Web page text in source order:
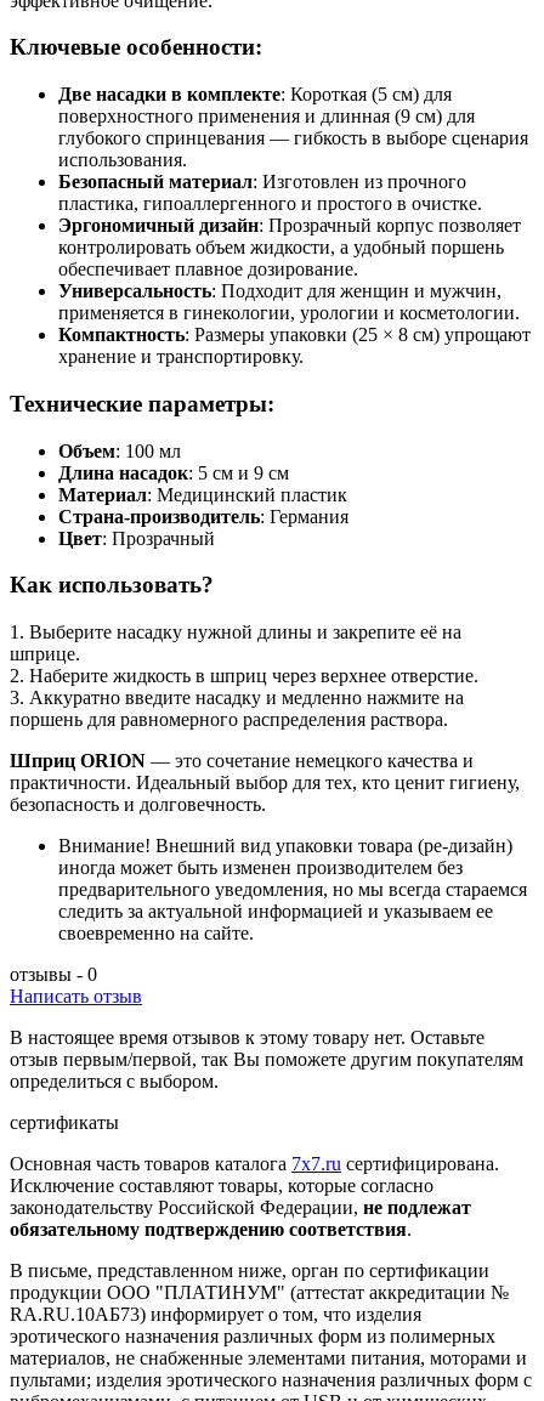
Ключевые особенности:
Две насадки в комплекте: Короткая (5 см) для
поверхностного применения и длинная (9 см) для
глубокого спринцевания — гибкость в выборе сценария
использования.
Безопасный материал: Изготовлен из прочного
пластика, гипоаллергенного и простого в очистке.
Эргономичный дизайн: Прозрачный корпус позволяет
контролировать объем жидкости, а удобный поршень
обеспечивает плавное дозирование.
Универсальность: Подходит для женщин и мужчин,
применяется в гинекологии, урологии и косметологии.
Компактность: Размеры упаковки (25 × 8 см) упрощают
хранение и транспортировку.
Технические параметры:
Объем: 100 мл
Длина насадок: 5 см и 9 см
Материал: Медицинский пластик
Страна-производитель: Германия
Цвет: Прозрачный
Как использовать?
1. Выберите насадку нужной длины и закрепите её на
шприце.
2. Наберите жидкость в шприц через верхнее отверстие.
3. Аккуратно введите насадку и медленно нажмите на
поршень для равномерного распределения раствора.
Шприц ORION — это сочетание немецкого качества и
практичности. Идеальный выбор для тех, кто ценит гигиену,
безопасность и долговечность.
Внимание! Внешний вид упаковки товара (ре-дизайн)
иногда может быть изменен производителем без
предварительного уведомления, но мы всегда стараемся
следить за актуальной информацией и указываем ее
своевременно на сайте.
отзывы - 0
Написать отзыв
В настоящее время отзывов к этому товару нет. Оставьте
отзыв первым/первой, так Вы поможете другим покупателям
определиться с выбором.
сертификаты
Основная часть товаров каталога 7x7.ru сертифицирована.
Исключение составляют товары, которые согласно
законодательству Российской Федерации, не подлежат
обязательному подтверждению соответствия.
В письме, представленном ниже, орган по сертификации
продукции ООО "ПЛАТИНУМ" (аттестат аккредитации №
RA.RU.10АБ73) информирует о том, что изделия
эротического назначения различных форм из полимерных
материалов, не снабженные элементами питания, моторами и
пультами; изделия эротического назначения различных форм с